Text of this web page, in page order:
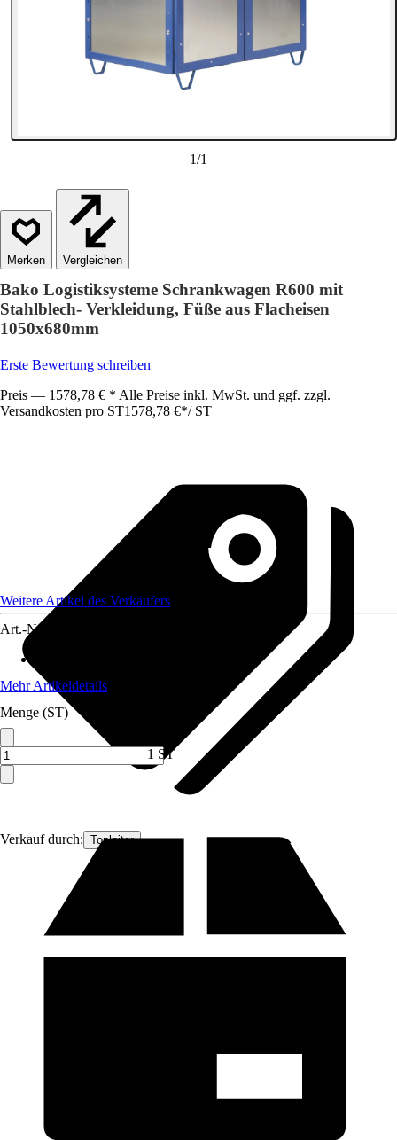
1/1
Vergleichen
Bako Logistiksysteme Schrankwagen R600 mit
Stahlblech- Verkleidung, Füße aus Flacheisen
1050x680mm
Erste Bewertung schreiben
Preis — 1578,78 € * Alle Preise inkl. MwSt. und ggf. zzgl.
Versandkosten pro ST1578,78 €*/ ST
Verkauf durch: Topleiter
Weitere Artikel des Verkäufers
Art.-Nr.
Mehr Artikeldetails
Menge (ST)
1 ST